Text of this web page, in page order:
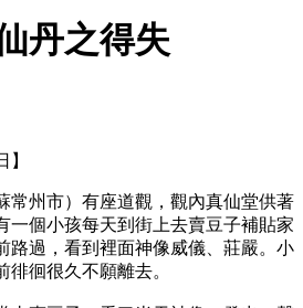
丹之得失
】
常州市）有座道觀，觀內真仙堂供著
一個小孩每天到街上去賣豆子補貼家
路過，看到裡面神像威儀、莊嚴。小
徊很久不願離去。